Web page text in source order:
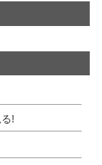
!